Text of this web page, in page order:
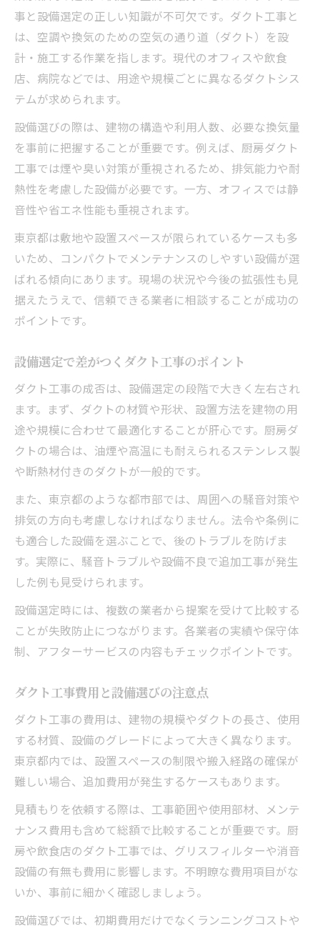
事と設備選定の正しい知識が不可欠です。ダクト工事と
は、空調や換気のための空気の通り道（ダクト）を設
計・施工する作業を指します。現代のオフィスや飲食
店、病院などでは、用途や規模ごとに異なるダクトシス
テムが求められます。
設備選びの際は、建物の構造や利用人数、必要な換気量
を事前に把握することが重要です。例えば、厨房ダクト
工事では煙や臭い対策が重視されるため、排気能力や耐
熱性を考慮した設備が必要です。一方、オフィスでは静
音性や省エネ性能も重視されます。
東京都は敷地や設置スペースが限られているケースも多
いため、コンパクトでメンテナンスのしやすい設備が選
ばれる傾向にあります。現場の状況や今後の拡張性も見
据えたうえで、信頼できる業者に相談することが成功の
ポイントです。
設備選定で差がつくダクト工事のポイント
ダクト工事の成否は、設備選定の段階で大きく左右され
ます。まず、ダクトの材質や形状、設置方法を建物の用
途や規模に合わせて最適化することが肝心です。厨房ダ
クトの場合は、油煙や高温にも耐えられるステンレス製
や断熱材付きのダクトが一般的です。
また、東京都のような都市部では、周囲への騒音対策や
排気の方向も考慮しなければなりません。法令や条例に
も適合した設備を選ぶことで、後のトラブルを防げま
す。実際に、騒音トラブルや設備不良で追加工事が発生
した例も見受けられます。
設備選定時には、複数の業者から提案を受けて比較する
ことが失敗防止につながります。各業者の実績や保守体
制、アフターサービスの内容もチェックポイントです。
ダクト工事費用と設備選びの注意点
ダクト工事の費用は、建物の規模やダクトの長さ、使用
する材質、設備のグレードによって大きく異なります。
東京都内では、設置スペースの制限や搬入経路の確保が
難しい場合、追加費用が発生するケースもあります。
見積もりを依頼する際は、工事範囲や使用部材、メンテ
ナンス費用も含めて総額で比較することが重要です。厨
房や飲食店のダクト工事では、グリスフィルターや消音
設備の有無も費用に影響します。不明瞭な費用項目がな
いか、事前に細かく確認しましょう。
設備選びでは、初期費用だけでなくランニングコストや